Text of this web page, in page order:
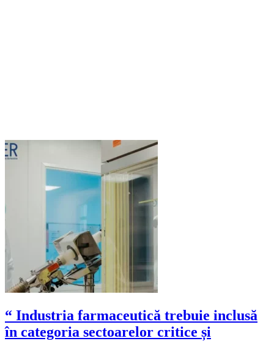
“ Industria farmaceutică trebuie inclusă
în categoria sectoarelor critice și